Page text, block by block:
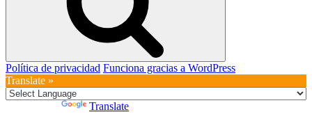
Política de privacidad Funciona gracias a WordPress
Translate »
Translate